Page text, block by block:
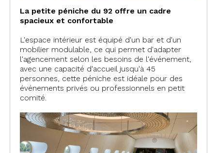
La petite péniche du 92 offre un cadre
spacieux et confortable
L'espace intérieur est équipé d'un bar et d'un
mobilier modulable, ce qui permet d'adapter
l'agencement selon les besoins de l'événement,
avec une capacité d'accueil jusqu'à 45
personnes, cette péniche est idéale pour des
événements privés ou professionnels en petit
comité.